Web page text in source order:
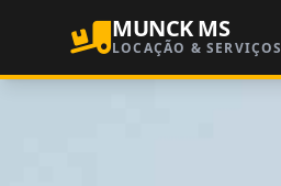
MUNCK MS
LOCAÇÃO & SERVIÇOS